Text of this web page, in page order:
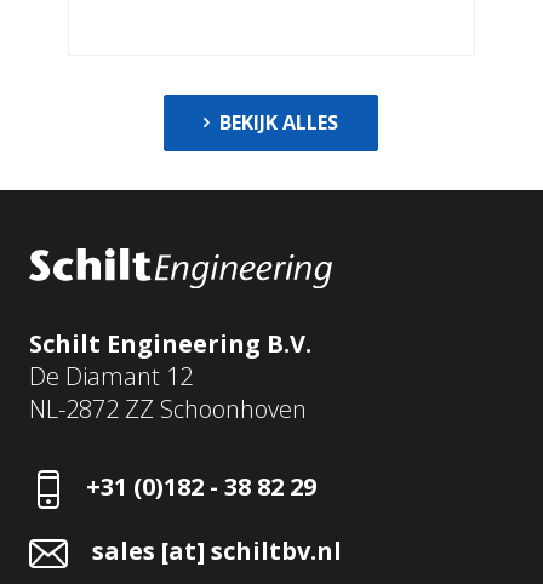
BEKIJK ALLES
Schilt Engineering B.V.
De Diamant 12
NL-2872 ZZ Schoonhoven
+31 (0)182 - 38 82 29
sales [at] schiltbv.nl